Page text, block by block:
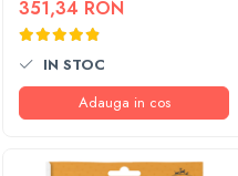
351,34 RON
IN STOC
Adauga in cos